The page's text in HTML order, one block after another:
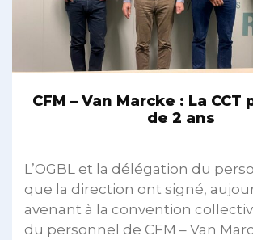
CFM – Van Marcke : La
de 2 ans
L’OGBL et la délégation du
que la direction ont signé,
avenant à la convention
du personnel de CFM – Van